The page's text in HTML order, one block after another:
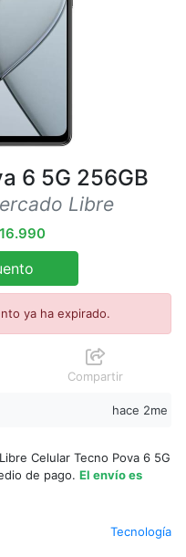
6 5G 256GB
Libre
ya ha expirado.
Compartir
hace 2me
Celular Tecno Pova 6 5G
de pago. El envío es
Tecnología